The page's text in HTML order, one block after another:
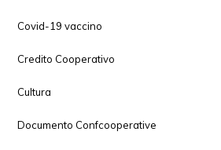
Covid-19 vaccino
Credito Cooperativo
Cultura
Documento Confcooperative